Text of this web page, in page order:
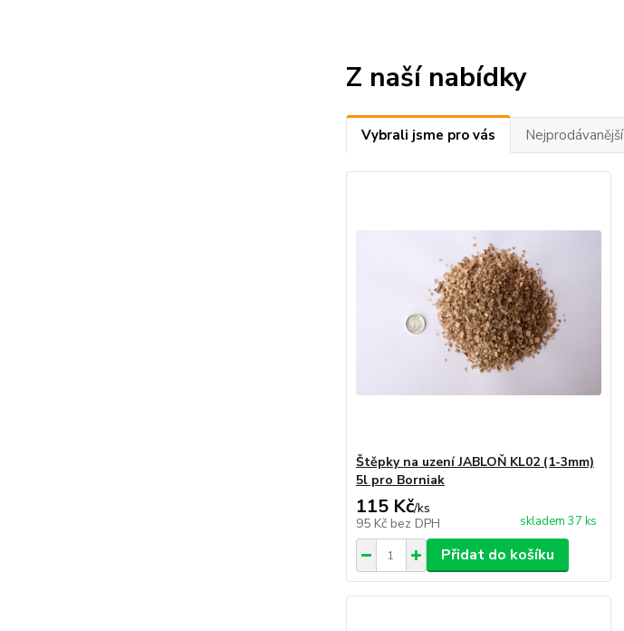
Z naší nabídky
Vybrali jsme pro vás Nejprodávanější
Štěpky na uzení JABLOŇ KL02 (1-3mm)
5l pro Borniak
115 Kč/ks
95 Kč bez DPH skladem 37 ks
Přidat do košíku